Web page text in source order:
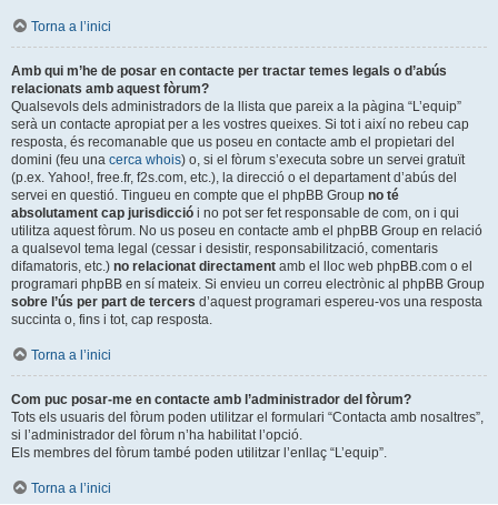
Torna a l’inici
Amb qui m’he de posar en contacte per tractar temes legals o d’abús
relacionats amb aquest fòrum?
Qualsevols dels administradors de la llista que pareix a la pàgina “L’equip”
serà un contacte apropiat per a les vostres queixes. Si tot i així no rebeu cap
resposta, és recomanable que us poseu en contacte amb el propietari del
domini (feu una cerca whois) o, si el fòrum s’executa sobre un servei gratuït
(p.ex. Yahoo!, free.fr, f2s.com, etc.), la direcció o el departament d’abús del
servei en questió. Tingueu en compte que el phpBB Group no té
absolutament cap jurisdicció i no pot ser fet responsable de com, on i qui
utilitza aquest fòrum. No us poseu en contacte amb el phpBB Group en relació
a qualsevol tema legal (cessar i desistir, responsabilització, comentaris
difamatoris, etc.) no relacionat directament amb el lloc web phpBB.com o el
programari phpBB en sí mateix. Si envieu un correu electrònic al phpBB Group
sobre l’ús per part de tercers d’aquest programari espereu-vos una resposta
succinta o, fins i tot, cap resposta.
Torna a l’inici
Com puc posar-me en contacte amb l’administrador del fòrum?
Tots els usuaris del fòrum poden utilitzar el formulari “Contacta amb nosaltres”,
si l’administrador del fòrum n’ha habilitat l’opció.
Els membres del fòrum també poden utilitzar l’enllaç “L’equip”.
Torna a l’inici